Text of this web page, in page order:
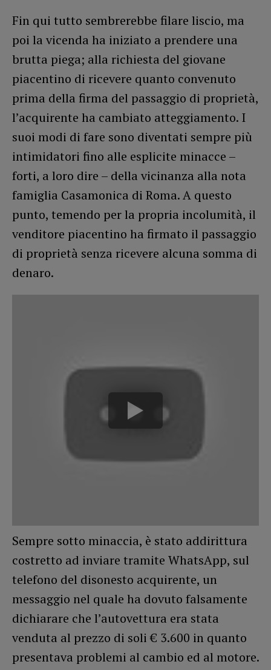
Fin qui tutto sembrerebbe filare liscio, ma
poi la vicenda ha iniziato a prendere una
brutta piega; alla richiesta del giovane
piacentino di ricevere quanto convenuto
prima della firma del passaggio di proprietà,
l’acquirente ha cambiato atteggiamento. I
suoi modi di fare sono diventati sempre più
intimidatori fino alle esplicite minacce –
forti, a loro dire – della vicinanza alla nota
famiglia Casamonica di Roma. A questo
punto, temendo per la propria incolumità, il
venditore piacentino ha firmato il passaggio
di proprietà senza ricevere alcuna somma di
denaro.
Sempre sotto minaccia, è stato addirittura
costretto ad inviare tramite WhatsApp, sul
telefono del disonesto acquirente, un
messaggio nel quale ha dovuto falsamente
dichiarare che l’autovettura era stata
venduta al prezzo di soli € 3.600 in quanto
presentava problemi al cambio ed al motore.